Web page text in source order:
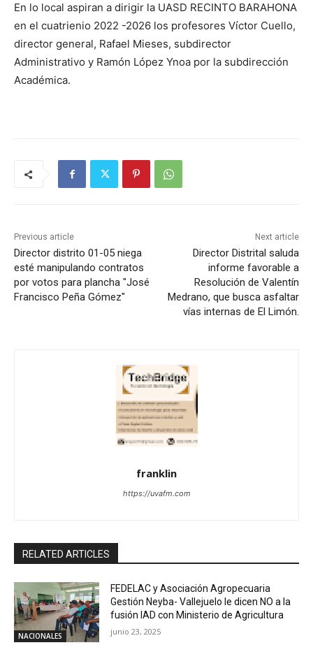
En lo local aspiran a dirigir la UASD RECINTO BARAHONA
en el cuatrienio 2022 -2026 los profesores Víctor Cuello,
director general, Rafael Mieses, subdirector
Administrativo y Ramón López Ynoa por la subdirección
Académica.
Previous article
Director distrito 01-05 niega
esté manipulando contratos
por votos para plancha "José
Francisco Peña Gómez"
Next article
Director Distrital saluda
informe favorable a
Resolución de Valentín
Medrano, que busca asfaltar
vías internas de El Limón.
franklin
https://uvafm.com
RELATED ARTICLES
NACIONALES
FEDELAC y Asociación Agropecuaria
Gestión Neyba- Vallejuelo le dicen NO a la
fusión IAD con Ministerio de Agricultura
junio 23, 2025